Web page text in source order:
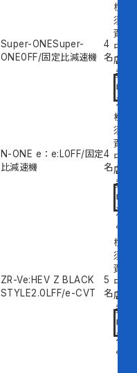
Super-ONESuper-
ONE0 FF/固定比減速機
4
名
横
須
賀
中
店試
乗
申
込
み
N-ONE e：e:L0FF/固定
比減速機
4
名
横
須
賀
中
店試
乗
申
込
み
ZR-Ve:HEV Z BLACK
STYLE2.0LFF/e-CVT
5
名
横
須
賀
中
店試
乗
申
込
み